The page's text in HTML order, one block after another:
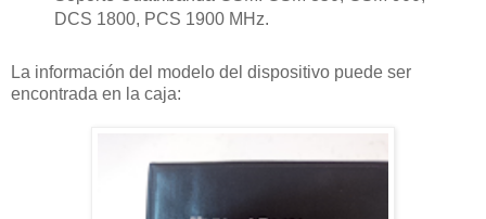
DCS 1800, PCS 1900 MHz.
La información del modelo del dispositivo puede ser
encontrada en la caja: